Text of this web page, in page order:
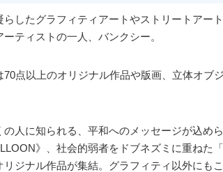
らしたグラフィティアートやストリートアー
ーティストの一人、バンクシー。
70点以上のオリジナル作品や版画、立体オブ
の人に知られる、平和へのメッセージが込め
》、社会的弱者をドブネズミに重ねた
リジナル作品が集結。グラフィティ以外にも